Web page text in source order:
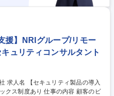
援】NRIグループ/リモー
ュリティコンサルタント
入
仕事の内容 顧客のビ